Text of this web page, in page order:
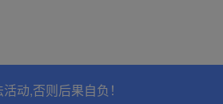
动,否则后果自负！